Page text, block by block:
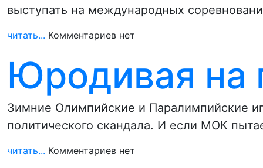
выступать на международных
читать... Комментариев нет
Юродивая на
Зимние Олимпийские и Паралимпийские
политического скандала. И если МОК
читать... Комментариев нет